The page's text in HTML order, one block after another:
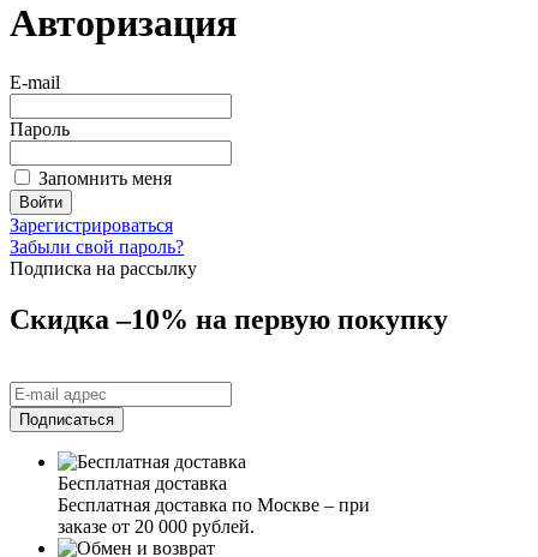
Авторизация
E-mail
Пароль
Запомнить меня
Зарегистрироваться
Забыли свой пароль?
Подписка на рассылку
Скидка –10% на первую покупку
Бесплатная доставка
Бесплатная доставка по Москве – при
заказе от 20 000 рублей.